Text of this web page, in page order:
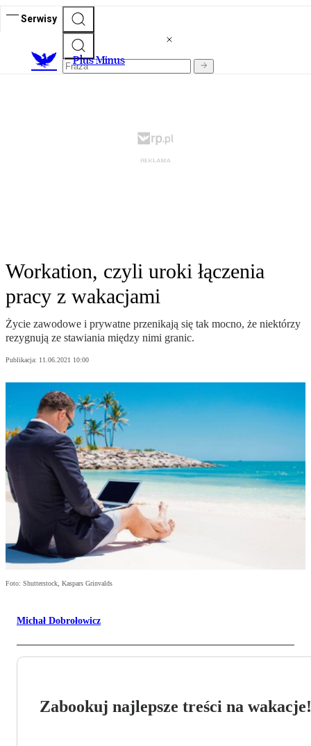
Serwisy
Plus Minus
Workation, czyli uroki łączenia
pracy z wakacjami
Życie zawodowe i prywatne przenikają się tak mocno, że niektórzy
rezygnują ze stawiania między nimi granic.
Publikacja: 11.06.2021 10:00
Foto: Shutterstock, Kaspars Grinvalds
Michał Dobrołowicz
Zabookuj najlepsze treści na wakacje!